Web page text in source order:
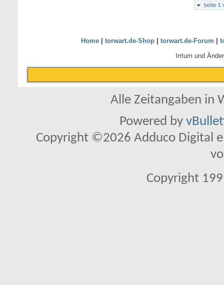
Seite 1
Home| torwart.de-Shop| torwart.de-Forum |
Irrtum und
Alle Zeitangaben in
Powered by
Copyright ©2026 Adduco Digital
Copyright